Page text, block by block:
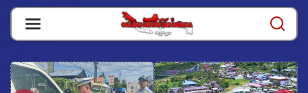
Skip
content